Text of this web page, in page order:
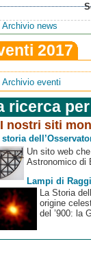
Archivio news
2017
Archivio eventi
ricerca
I nostri siti
storia
Un sito web
Astronomico di
Lampi di
La Storia
origine
del ’900: la